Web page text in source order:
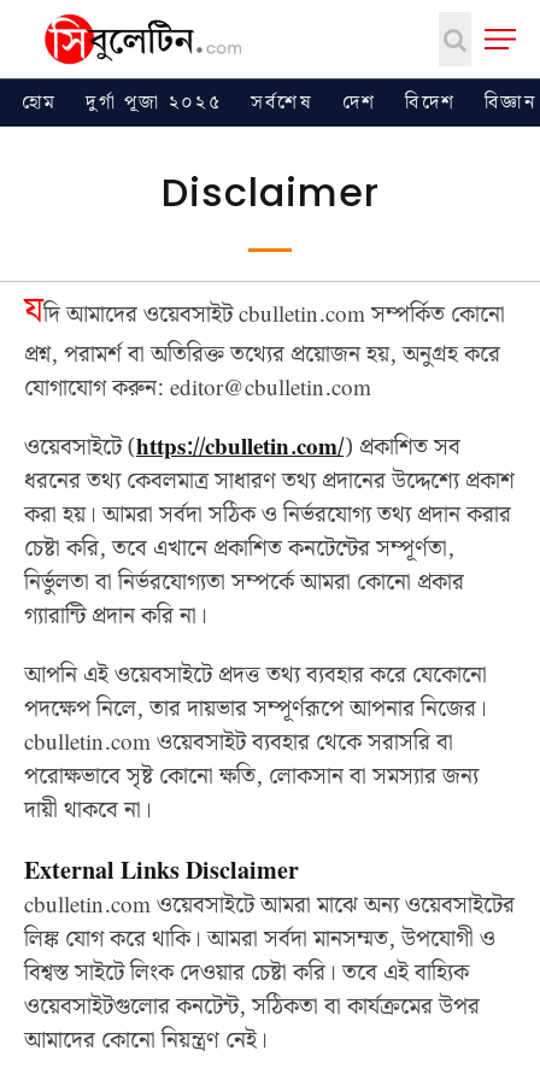
হোম দুর্গা পূজা ২০২৫ সর্বশেষ দেশ বিদেশ
Disclaimer
যদি আমাদের ওয়েবসাইট cbulletin.com সম্পর্কিত কোনো
প্রশ্ন, পরামর্শ বা অতিরিক্ত তথ্যের প্রয়োজন হয়, অনুগ্রহ করে
যোগাযোগ করুন: editor@cbulletin.com
ওয়েবসাইটে (https://cbulletin.com/) প্রকাশিত সব
ধরনের তথ্য কেবলমাত্র সাধারণ তথ্য প্রদানের উদ্দেশ্যে প্রকাশ
করা হয়। আমরা সর্বদা সঠিক ও নির্ভরযোগ্য তথ্য প্রদান করার
চেষ্টা করি, তবে এখানে প্রকাশিত কনটেন্টের সম্পূর্ণতা,
নির্ভুলতা বা নির্ভরযোগ্যতা সম্পর্কে আমরা কোনো প্রকার
গ্যারান্টি প্রদান করি না।
আপনি এই ওয়েবসাইটে প্রদত্ত তথ্য ব্যবহার করে যেকোনো
পদক্ষেপ নিলে, তার দায়ভার সম্পূর্ণরূপে আপনার নিজের।
cbulletin.com ওয়েবসাইট ব্যবহার থেকে সরাসরি বা
পরোক্ষভাবে সৃষ্ট কোনো ক্ষতি, লোকসান বা সমস্যার জন্য
দায়ী থাকবে না।
External Links Disclaimer
cbulletin.com ওয়েবসাইটে আমরা মাঝে অন্য ওয়েবসাইটের
লিঙ্ক যোগ করে থাকি। আমরা সর্বদা মানসম্মত, উপযোগী ও
বিশ্বস্ত সাইটে লিংক দেওয়ার চেষ্টা করি। তবে এই বাহ্যিক
ওয়েবসাইটগুলোর কনটেন্ট, সঠিকতা বা কার্যক্রমের উপর
আমাদের কোনো নিয়ন্ত্রণ নেই।